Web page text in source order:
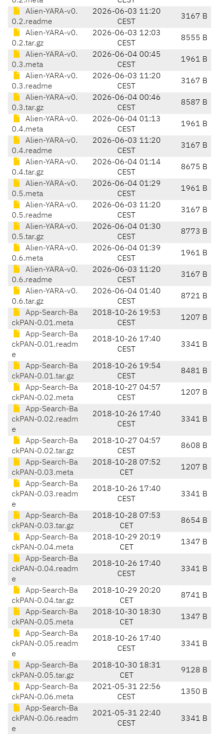
Alien-YARA-v0.
0.2.readme
2026-06-03 11:20
CEST
3167 B
Alien-YARA-v0.
0.2.tar.gz
2026-06-03 12:03
CEST
8555 B
Alien-YARA-v0.
0.3.meta
2026-06-04 00:45
CEST
1961 B
Alien-YARA-v0.
0.3.readme
2026-06-03 11:20
CEST
3167 B
Alien-YARA-v0.
0.3.tar.gz
2026-06-04 00:46
CEST
8587 B
Alien-YARA-v0.
0.4.meta
2026-06-04 01:13
CEST
1961 B
Alien-YARA-v0.
0.4.readme
2026-06-03 11:20
CEST
3167 B
Alien-YARA-v0.
0.4.tar.gz
2026-06-04 01:14
CEST
8675 B
Alien-YARA-v0.
0.5.meta
2026-06-04 01:29
CEST
1961 B
Alien-YARA-v0.
0.5.readme
2026-06-03 11:20
CEST
3167 B
Alien-YARA-v0.
0.5.tar.gz
2026-06-04 01:30
CEST
8773 B
Alien-YARA-v0.
0.6.meta
2026-06-04 01:39
CEST
1961 B
Alien-YARA-v0.
0.6.readme
2026-06-03 11:20
CEST
3167 B
Alien-YARA-v0.
0.6.tar.gz
2026-06-04 01:40
CEST
8721 B
App-Search-Ba
ckPAN-0.01.meta
2018-10-26 19:53
CEST
1207 B
App-Search-Ba
ckPAN-0.01.readm
e
2018-10-26 17:40
CEST
3341 B
App-Search-Ba
ckPAN-0.01.tar.gz
2018-10-26 19:54
CEST
8481 B
App-Search-Ba
ckPAN-0.02.meta
2018-10-27 04:57
CEST
1207 B
App-Search-Ba
ckPAN-0.02.readm
e
2018-10-26 17:40
CEST
3341 B
App-Search-Ba
ckPAN-0.02.tar.gz
2018-10-27 04:57
CEST
8608 B
App-Search-Ba
ckPAN-0.03.meta
2018-10-28 07:52
CET
1207 B
App-Search-Ba
ckPAN-0.03.readm
e
2018-10-26 17:40
CEST
3341 B
App-Search-Ba
ckPAN-0.03.tar.gz
2018-10-28 07:53
CET
8654 B
App-Search-Ba
ckPAN-0.04.meta
2018-10-29 20:19
CET
1347 B
App-Search-Ba
ckPAN-0.04.readm
e
2018-10-26 17:40
CEST
3341 B
App-Search-Ba
ckPAN-0.04.tar.gz
2018-10-29 20:20
CET
8741 B
App-Search-Ba
ckPAN-0.05.meta
2018-10-30 18:30
CET
1347 B
App-Search-Ba
ckPAN-0.05.readm
e
2018-10-26 17:40
CEST
3341 B
App-Search-Ba
ckPAN-0.05.tar.gz
2018-10-30 18:31
CET
9128 B
App-Search-Ba
ckPAN-0.06.meta
2021-05-31 22:56
CEST
1350 B
App-Search-Ba
ckPAN-0.06.readm
e
2021-05-31 22:40
CEST
3341 B